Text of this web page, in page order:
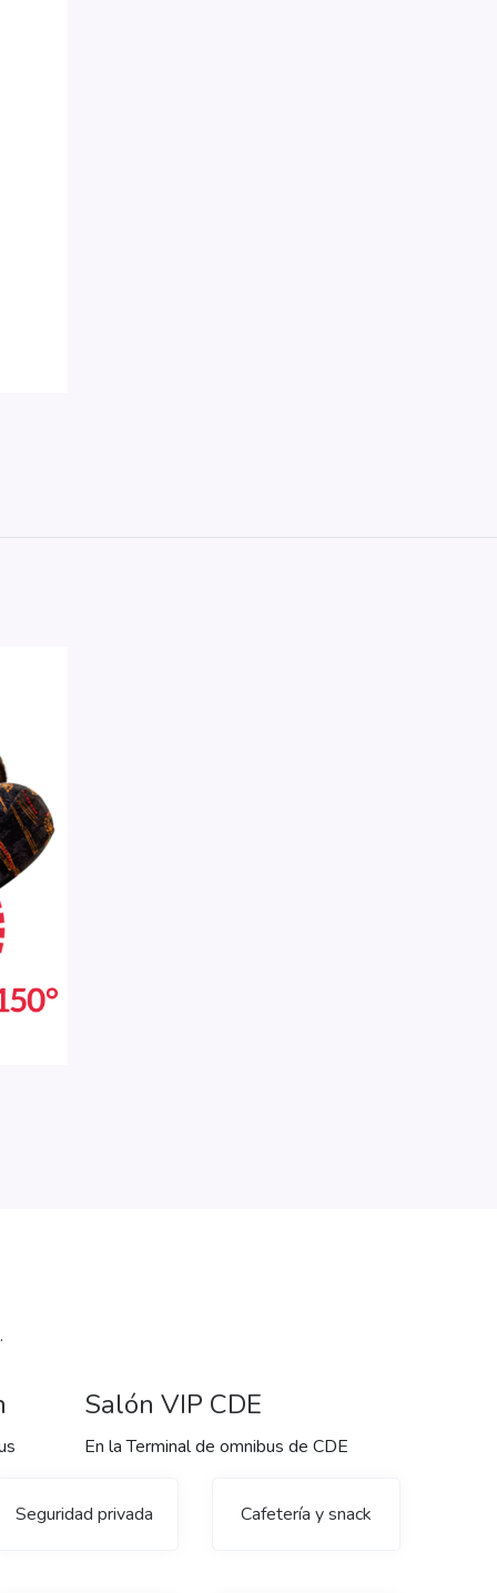
Salón VIP CDE
En la Terminal de omnibus de CDE
Seguridad privada Cafetería y snack